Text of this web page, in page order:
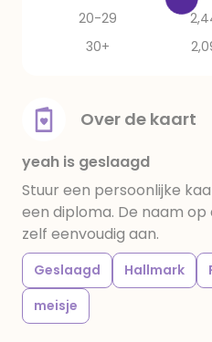
20-29
30+
Over de kaart
yeah is geslaagd
Stuur een persoonlijke
een diploma. De naam
zelf eenvoudig aan.
Geslaagd Hallmark
meisje